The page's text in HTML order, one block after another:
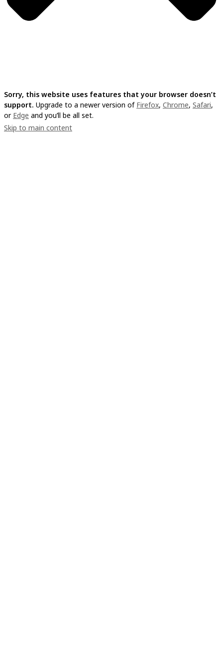
Sorry, this website uses features that your browser doesn’t
support. Upgrade to a newer version of Firefox, Chrome, Safari,
or Edge and you’ll be all set.
Skip to main content